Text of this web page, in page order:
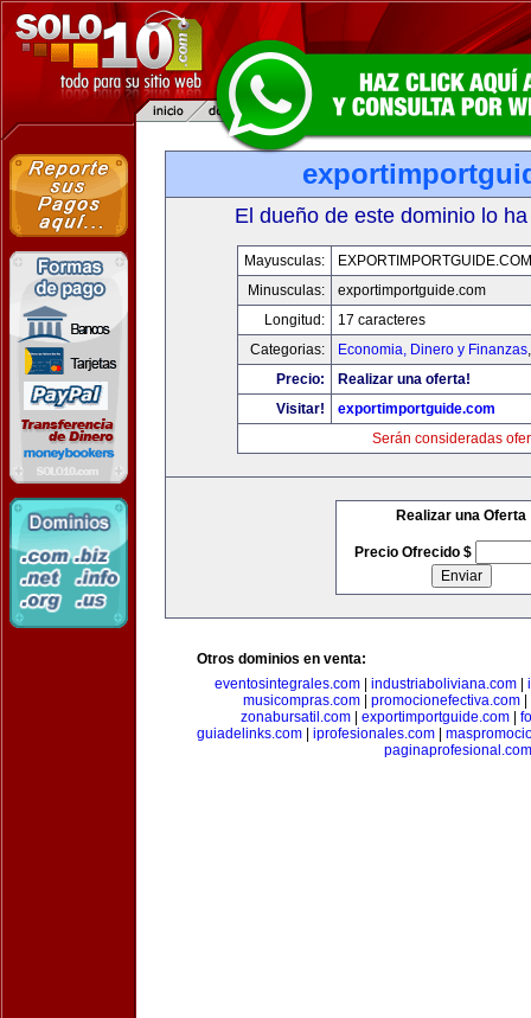
El dueño de este dominio lo
Mayusculas:
EXPORTIMPORTGUIDE.COM
Minusculas:
exportimportguide.com
Longitud:
17 caracteres
Categorias:
Economia, Dinero y Finanzas
Precio:
Realizar una oferta!
Visitar!
exportimportguide.com
Serán consideradas
Realizar una Oferta
Precio Ofrecido $
Otros dominios en venta:
eventosintegrales.com| industriaboliviana.com|
musicompras.com
promocionefectiva.com
zonabursatil.com
exportimportguide.com
guiadelinks.com
iprofesionales.com
paginaprofesional.com